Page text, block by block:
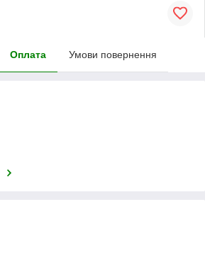
Оплата Умови повернення